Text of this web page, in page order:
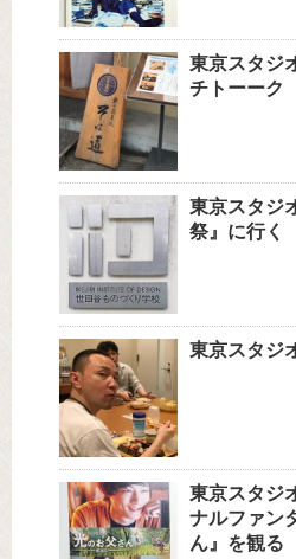
東京スタジ
チトーーク
東京スタジ
祭』に行く
東京スタジ
東京スタジ
ナルファン
ん』を観る